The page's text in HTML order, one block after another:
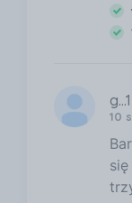
g...1
10